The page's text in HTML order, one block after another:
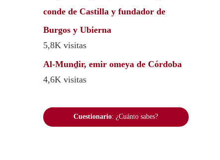
conde de Castilla y fundador de
Burgos y Ubierna
5,8K visitas
Al-Munḏir, emir omeya de Córdoba
4,6K visitas
Cuestionario: ¿Cuánto sabes?